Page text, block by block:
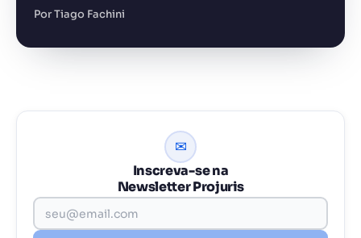
Por Tiago Fachini
✉
Inscreva-se na
Newsletter Projuris